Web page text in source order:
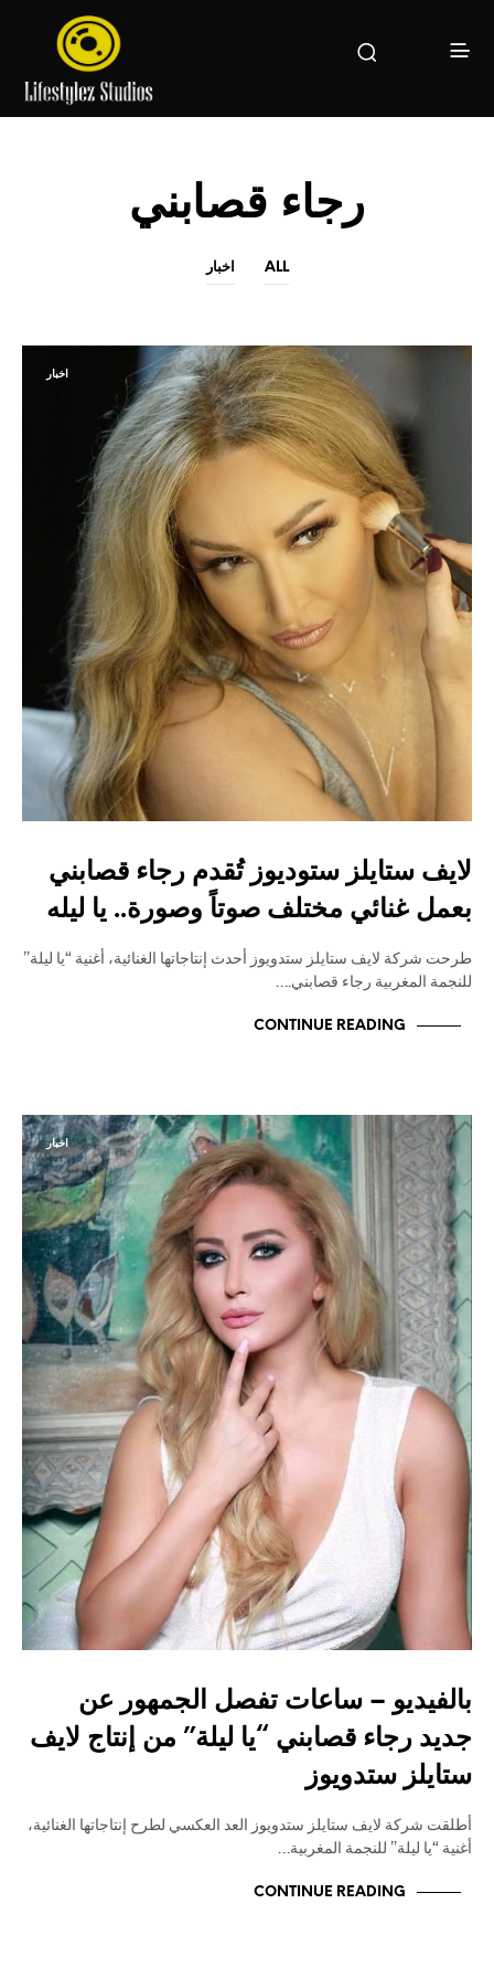
رجاء قصابني
ALL اخبار
اخبار
لايف ستايلز ستوديوز تُقدم رجاء قصابني
بعمل غنائي مختلف صوتاً وصورة.. يا ليله
طرحت شركة لايف ستايلز ستدويوز أحدث إنتاجاتها الغنائية، أغنية “يا ليلة”
للنجمة المغربية رجاء قصابني.…
CONTINUE READING
اخبار
بالفيديو – ساعات تفصل الجمهور عن
جديد رجاء قصابني “يا ليلة” من إنتاج لايف
ستايلز ستدويوز
أطلقت شركة لايف ستايلز ستدويوز العد العكسي لطرح إنتاجاتها الغنائية،
أغنية “يا ليلة” للنجمة المغربية…
CONTINUE READING